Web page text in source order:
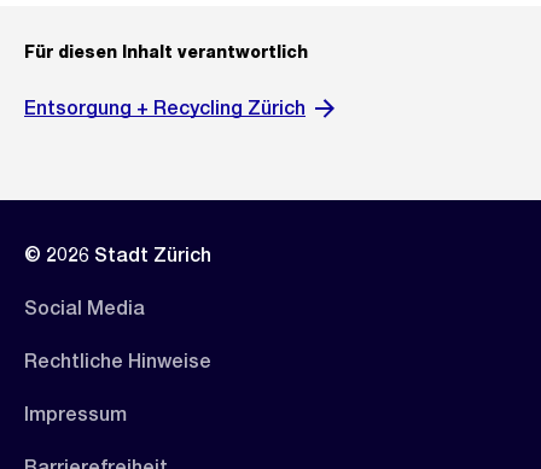
Für diesen Inhalt verantwortlich
Entsorgung + Recycling Zürich
© 2026 Stadt Zürich
Social Media
Rechtliche Hinweise
Impressum